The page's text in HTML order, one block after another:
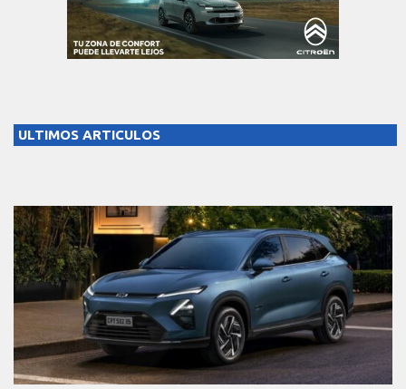
ULTIMOS ARTICULOS